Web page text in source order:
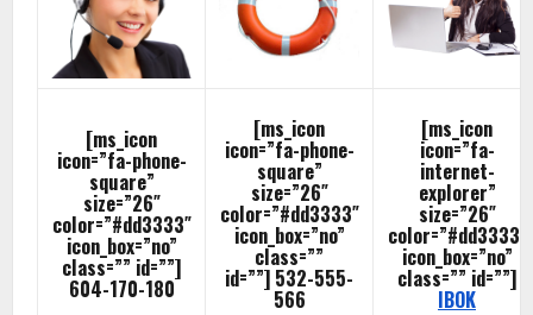
[ms_icon
icon=”fa-phone-
square”
size=”26″
color=”#dd3333″
icon_box=”no”
class=”” id=””]
604-170-180
[ms_icon
icon=”fa-phone-
square”
size=”26″
color=”#dd3333″
icon_box=”no”
class=””
id=””] 532-555-
566
[ms_icon
icon=”fa-
internet-
explorer”
size=”26″
color=”#dd3333″
icon_box=”no”
class=”” id=””]
IBOK